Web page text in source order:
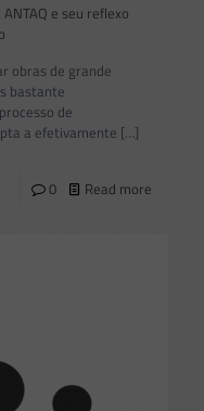
e seu reflexo
obras de grande
bastante
de
a efetivamente […]
0 Read more